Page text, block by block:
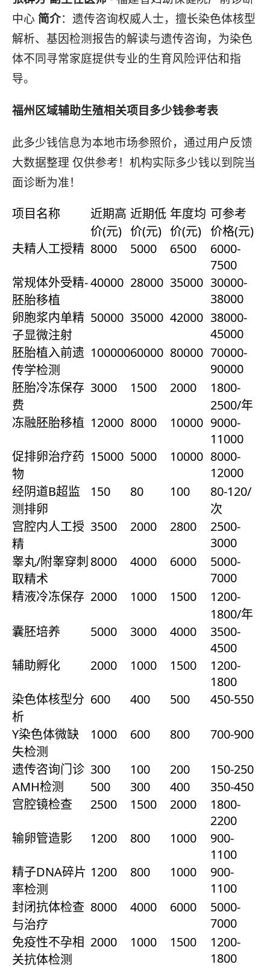
中心 简介：遗传咨询权威人士，擅长染色体核型
解析、基因检测报告的解读与遗传咨询，为染色
体不同寻常家庭提供专业的生育风险评估和指
导。
福州区域辅助生殖相关项目多少钱参考表
此多少钱信息为本地市场参照价，通过用户反馈
大数据整理 仅供参考！机构实际多少钱以到院当
面诊断为准！
项目名称
近期高
价(元)
近期低
价(元)
年度均
价(元)
可参考
价格(元)
夫精人工授精 8000 5000 6500
6000-
7500
常规体外受精-
胚胎移植
40000 28000 35000 30000-
38000
卵胞浆内单精
子显微注射
50000 35000 42000 38000-
45000
胚胎植入前遗
传学检测
10000060000 80000 70000-
90000
胚胎冷冻保存
费
3000 1500 2000
1800-
2500/年
冻融胚胎移植 12000 8000 10000 9000-
11000
促排卵治疗药
物
15000 5000 10000 8000-
12000
经阴道B超监
测排卵
150 80 100
80-120/
次
宫腔内人工授
精
3500 2000 2800
2500-
3000
睾丸/附睾穿刺
取精术
8000 4000 6000
5000-
7000
精液冷冻保存 2000 1000 1500
1200-
1800/年
囊胚培养
5000 3000 4000
3500-
4500
辅助孵化
2000 1000 1500
1200-
1800
染色体核型分
析
600 400 500 450-550
Y染色体微缺
失检测
1000 600 800 700-900
遗传咨询门诊 300 100 200
150-250
AMH检测
500 300 400
350-450
宫腔镜检查
2500 1500 2000
1800-
2200
输卵管造影
1200 800 1000
900-
1100
精子DNA碎片
率检测
1200 800 1000
900-
1100
封闭抗体检查
与治疗
8000 4000 6000
5000-
7000
免疫性不孕相
关抗体检测
2000 1000 1500
1200-
1800